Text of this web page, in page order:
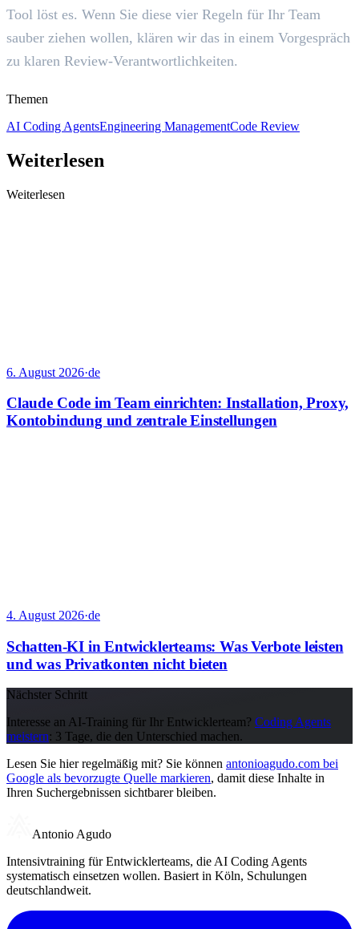
Tool löst es. Wenn Sie diese vier Regeln für Ihr Team
sauber ziehen wollen, klären wir das in einem Vorgespräch
zu klaren Review-Verantwortlichkeiten.
Themen
AI Coding AgentsEngineering ManagementCode Review
Weiterlesen
Weiterlesen
6. August 2026·de
Claude Code im Team einrichten: Installation, Proxy,
Kontobindung und zentrale Einstellungen
4. August 2026·de
Schatten-KI in Entwicklerteams: Was Verbote leisten
und was Privatkonten nicht bieten
Nächster Schritt
Interesse an AI-Training für Ihr Entwicklerteam? Coding Agents
meistern: 3 Tage, die den Unterschied machen.
Lesen Sie hier regelmäßig mit? Sie können antonioagudo.com bei
Google als bevorzugte Quelle markieren, damit diese Inhalte in
Ihren Suchergebnissen sichtbarer bleiben.
Antonio Agudo
Intensivtraining für Entwicklerteams, die AI Coding Agents
systematisch einsetzen wollen. Basiert in Köln, Schulungen
deutschlandweit.